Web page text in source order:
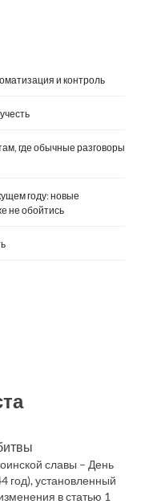
и контроль
где обычные разговоры
году: новые
не обойтись
славы – День
год), установленный
в статью 1